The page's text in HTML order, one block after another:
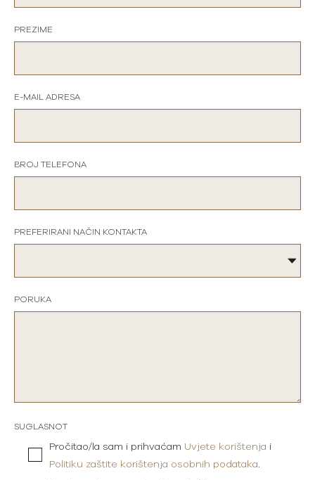
PREZIME
E-MAIL ADRESA
BROJ TELEFONA
PREFERIRANI NAČIN KONTAKTA
PORUKA
SUGLASNOT
Pročitao/la sam i prihvaćam Uvjete korištenja i
Politiku zaštite korištenja osobnih podataka.